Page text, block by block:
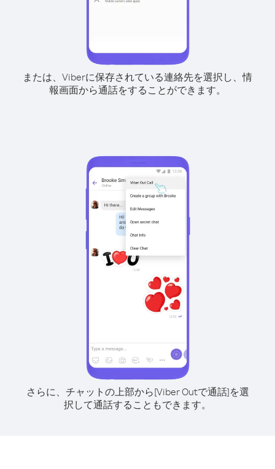
または、Viberに保存されている連絡先を選択し、情
報画面から通話をすることができます。
さらに、チャットの上部から[Viber Outで通話]を選
択して通話することもできます。